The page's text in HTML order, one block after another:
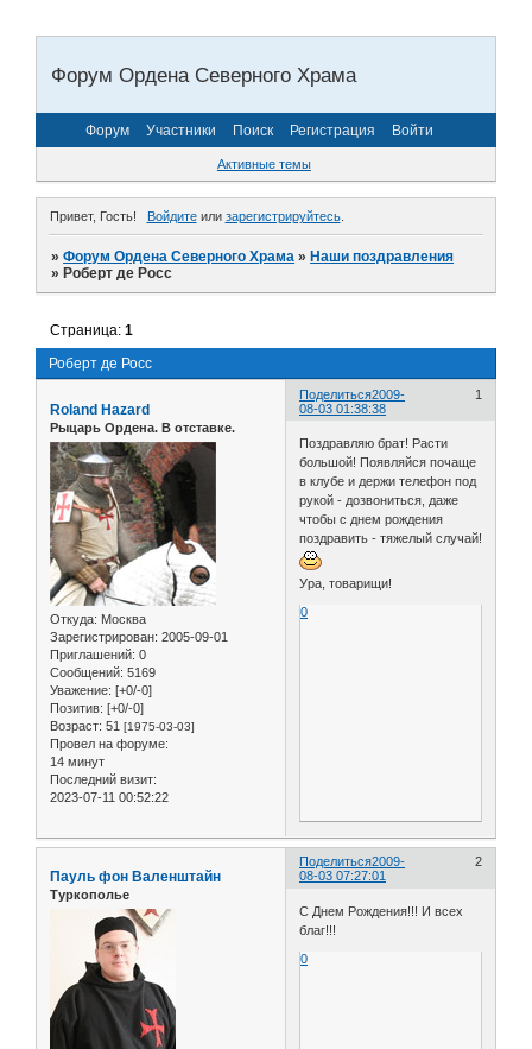
Форум Ордена Северного Храма
Форум Участники Поиск Регистрация Войти
Активные темы
Привет, Гость! Войдитеили зарегистрируйтесь.
»Форум Ордена Северного Храма »Наши поздравления
»Роберт де Росс
Роберт де Росс
Страница:1
Поделиться 1
2009-
08-03 01:38:38
Roland Hazard
Рыцарь Ордена. В отставке.
Откуда: Москва
Зарегистрирован: 2005-09-01
Приглашений: 0
Сообщений: 5169
Уважение: [+0/-0]
Позитив: [+0/-0]
Возраст: 51 [1975-03-03]
Провел на форуме:
14 минут
Последний визит:
2023-07-11 00:52:22
Поздравляю брат! Расти
большой! Появляйся почаще
в клубе и держи телефон под
рукой - дозвониться, даже
чтобы с днем рождения
поздравить - тяжелый случай!
Ура, товарищи!
0
Поделиться 2
2009-
08-03 07:27:01
Пауль фон Валенштайн
Туркополье
С Днем Рождения!!! И всех
благ!!!
0